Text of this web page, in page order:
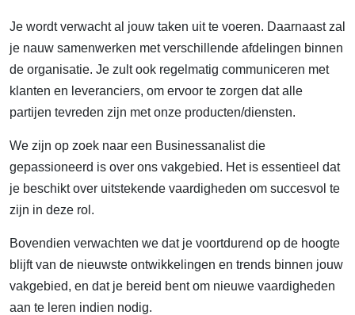
Je wordt verwacht al jouw taken uit te voeren. Daarnaast zal
je nauw samenwerken met verschillende afdelingen binnen
de organisatie. Je zult ook regelmatig communiceren met
klanten en leveranciers, om ervoor te zorgen dat alle
partijen tevreden zijn met onze producten/diensten.
We zijn op zoek naar een Businessanalist die
gepassioneerd is over ons vakgebied. Het is essentieel dat
je beschikt over uitstekende vaardigheden om succesvol te
zijn in deze rol.
Bovendien verwachten we dat je voortdurend op de hoogte
blijft van de nieuwste ontwikkelingen en trends binnen jouw
vakgebied, en dat je bereid bent om nieuwe vaardigheden
aan te leren indien nodig.